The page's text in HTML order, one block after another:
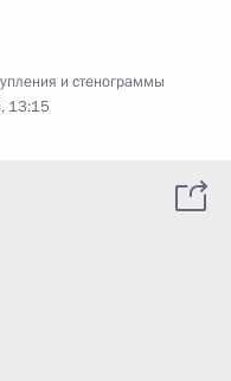
и стенограммы
13:15